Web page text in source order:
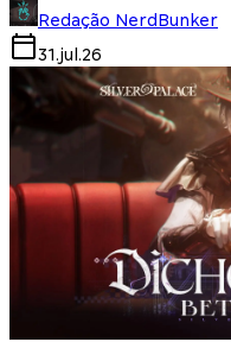
Redação NerdBunker
31.jul.26